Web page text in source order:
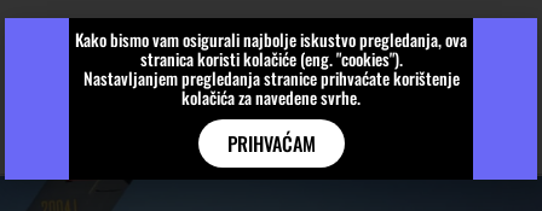
Kako bismo vam osigurali najbolje iskustvo pregledanja, ova
stranica koristi kolačiće (eng. "cookies").
Nastavljanjem pregledanja stranice prihvaćate korištenje
kolačića za navedene svrhe.
PRIHVAĆAM